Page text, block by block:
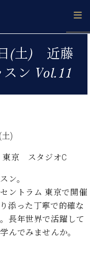
(土) 近藤
ン Vol.11
)
東京 スタジオC
ン。
ントラム 東京で開催
添った丁寧で的確な
長年世界で活躍して
んでみませんか。